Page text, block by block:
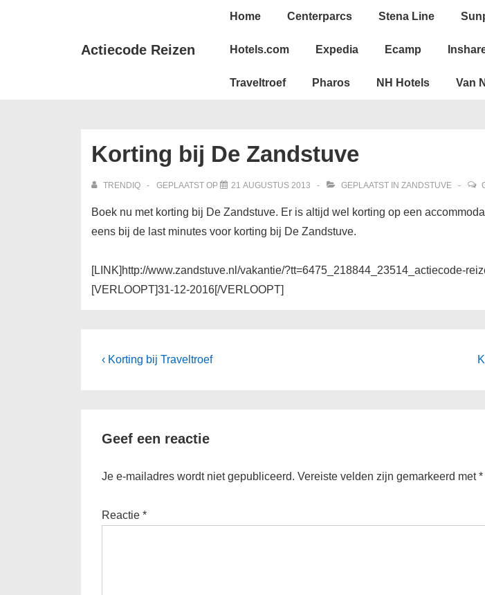
Actiecode Reizen
Hoofd
Home Centerparcs Stena Line
Hotels.com Expedia Ecamp
Traveltroef Pharos NH Hotels Van
Korting bij De Zandstuve
TRENDIQ GEPLAATST OP 21 AUGUSTUS 2013 GEPLAATST IN ZANDSTUVE
Boek nu met korting bij De Zandstuve. Er is altijd wel korting op een
eens bij de last minutes voor korting bij De Zandstuve.
[LINK]http://www.zandstuve.nl/vakantie/?tt=6475_218844_23514_actiecode-
[VERLOOPT]31-12-2016[/VERLOOPT]
Bericht
Vorig
‹ Korting bij Traveltroef
Geef een reactie
Je e-mailadres wordt niet gepubliceerd. Vereiste velden zijn gemarkeerd met*
Reactie *